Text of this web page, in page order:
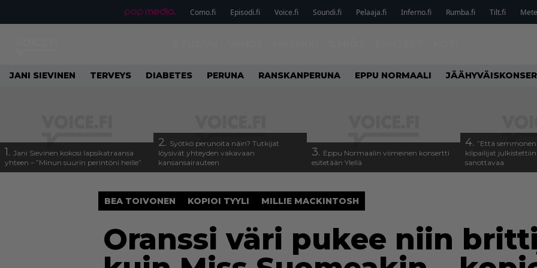
Como.fi Episodi.fi Voice.fi Soundi.fi Pelaaja.fi Inferno.fi Rumba.fi Tilt.fi
JANI SIEVINEN TERVEYS DIABETES PERUNA RANSKANPERUNA EPPU NORMAALI
1. Jani Sievinen kokosi lapsikatraansa
yhteen – ”Minun suurin perintöni heille”
2. Syötkö perunoita näin? Tutkijat
löysivät yhteyden vakavaan
kansansairauteen
3. Eppu Normaalin viimeinen konsertti
esitetään Ylellä
4. ”Että semmonen
kilpailijat julkistettiin
sanottavaa
BEA TOIVONEN KOPIOI TYYLI MILLIE MACKINTOSH
Oranssi väri pukee niin